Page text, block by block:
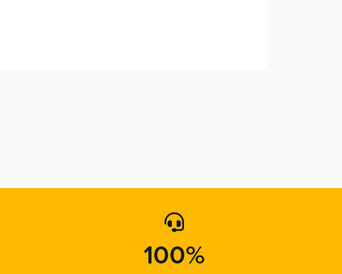
100%